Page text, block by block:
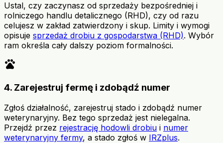
Ustal, czy zaczynasz od sprzedaży bezpośredniej i
rolniczego handlu detalicznego (RHD), czy od razu
celujesz w zakład zatwierdzony i skup. Limity i wymogi
opisuje sprzedaż drobiu z gospodarstwa (RHD). Wybór
ram określa cały dalszy poziom formalności.
pets
4. Zarejestruj fermę i zdobądź numer
Zgłoś działalność, zarejestruj stado i zdobądź numer
weterynaryjny. Bez tego sprzedaż jest nielegalna.
Przejdź przez rejestrację hodowli drobiu i numer
weterynaryjny fermy, a stado zgłoś w IRZplus.